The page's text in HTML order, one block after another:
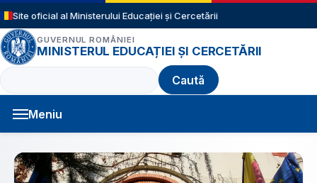
Sari la conținutul principal
Site oficial al Ministerului Educației și Cercetării
GUVERNUL ROMÂNIEI
MINISTERUL EDUCAȚIEI ȘI CERCETĂRII
Caută
Meniu